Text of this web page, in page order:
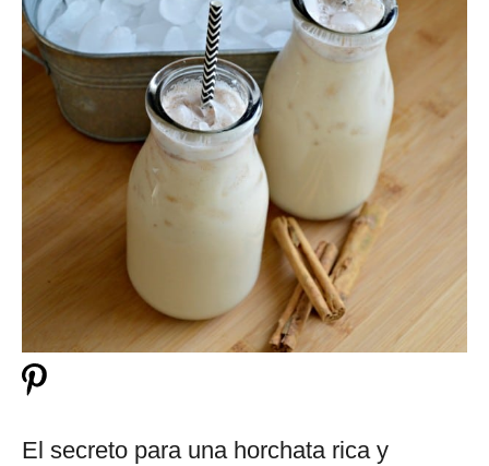
El secreto para una horchata rica y